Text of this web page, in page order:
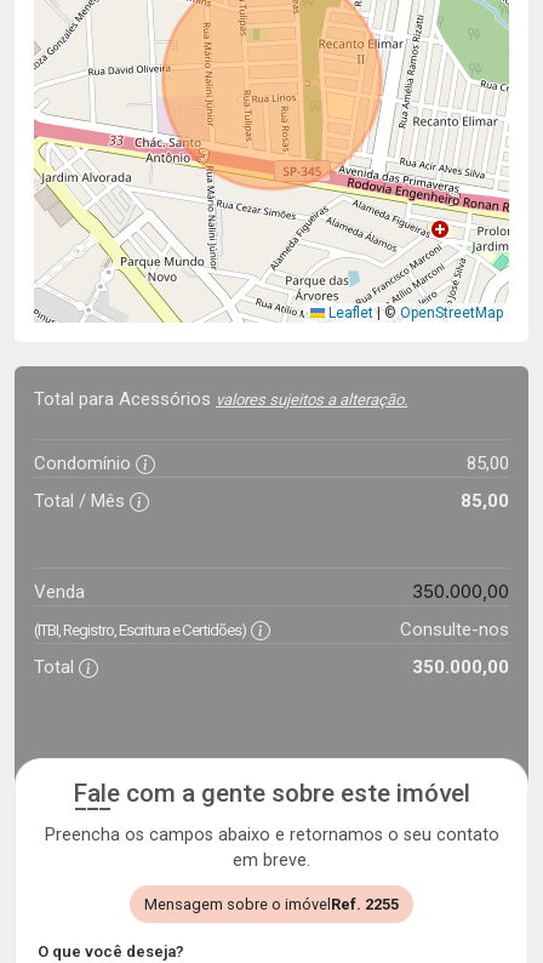
Leaflet |©OpenStreetMap
Total para Acessórios valores sujeitos a alteração.
Condomínio
85,00
Total / Mês
85,00
Venda 350.000,00
(ITBI, Registro, Escritura e Certidões)
Consulte-nos
Total
350.000,00
Fale com a gente sobre este imóvel
Preencha os campos abaixo e retornamos o seu contato
em breve.
Mensagem sobre o imóvel Ref. 2255
O que você deseja?